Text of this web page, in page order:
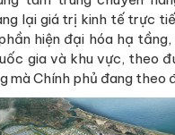
lại giá trị kinh tế trực
hiện đại hóa hạ tầng,
gia và khu vực, theo
mà Chính phủ đang theo